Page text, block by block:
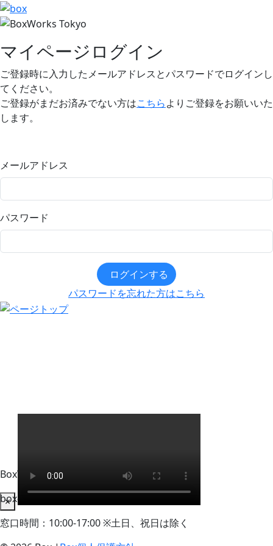
マイページログイン
ご登録時に入力したメールアドレスとパスワードでログインし
てください。
ご登録がまだお済みでない方はこちらよりご登録をお願いいた
します。
メールアドレス
パスワード
ログインする
パスワードを忘れた方はこちら
BoxWorks Tokyo + Osaka 来場者事務局
box-info_registration@event-admin.jp
窓口時間：10:00-17:00 ※土日、祝日は除く
×